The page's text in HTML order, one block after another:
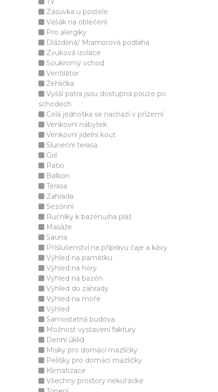
Zásuvka u postele
Věšák na oblečení
Pro alergiky
Dlážděná/ Mramorová podlaha
Zvuková izolace
Soukromý vchod
Ventilátor
Žehlička
Vyšší patra jsou dostupná pouze po
schodech
Celá jednotka se nachází v přízemí
Venkovní nábytek
Venkovní jídelní kout
Sluneční terasa
Gril
Patio
Balkon
Terasa
Zahrada
Sezónní
Ručníky k bazénu/na pláž
Masáže
Sauna
Příslušenství na přípravu čaje a kávy
Výhled na památku
Výhled na hory
Výhled na bazén
Výhled do zahrady
Výhled na moře
Výhled
Samostatná budova
Možnost vystavení faktury
Denní úklid
Misky pro domácí mazlíčky
Pelíšky pro domácí mazlíčky
Klimatizace
Všechny prostory nekuřácké